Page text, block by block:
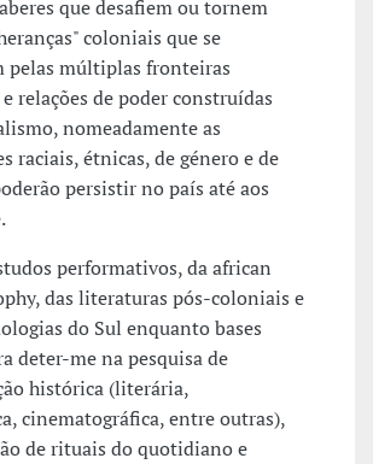
que desafiem ou tornem
coloniais que se
pelas múltiplas fronteiras
relações de poder construídas
nomeadamente as
raciais, étnicas, de género e de
persistir no país até aos
performativos, da african
das literaturas pós-coloniais e
do Sul enquanto bases
deter-me na pesquisa de
histórica (literária,
cinematográfica, entre outras),
de rituais do quotidiano e